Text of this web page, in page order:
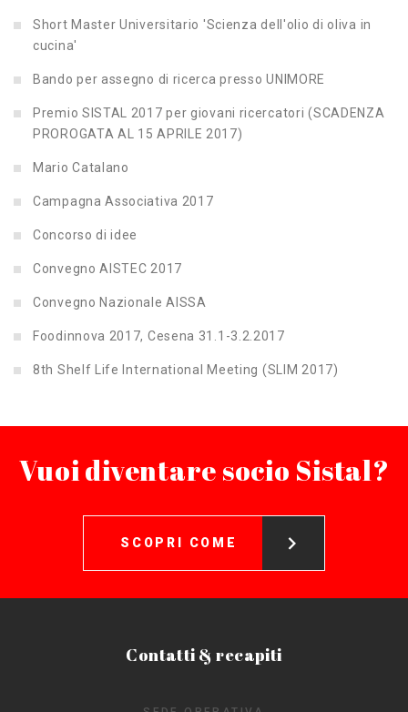
Short Master Universitario 'Scienza dell'olio di oliva in
cucina'
Bando per assegno di ricerca presso UNIMORE
Premio SISTAL 2017 per giovani ricercatori (SCADENZA
PROROGATA AL 15 APRILE 2017)
Mario Catalano
Campagna Associativa 2017
Concorso di idee
Convegno AISTEC 2017
Convegno Nazionale AISSA
Foodinnova 2017, Cesena 31.1-3.2.2017
8th Shelf Life International Meeting (SLIM 2017)
Vuoi diventare socio Sistal?
SCOPRI COME
Contatti & recapiti